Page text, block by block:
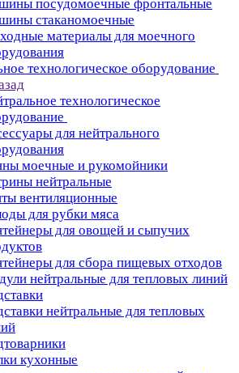
посудомоечные фронтальные
стаканомоечные
материалы для моечного
технологическое оборудование
технологическое
для нейтрального
моечные и рукомойники
нейтральные
вентиляционные
для рубки мяса
для овощей и сыпучих
для сбора пищевых отходов
нейтральные для тепловых линий
нейтральные для тепловых
кухонные